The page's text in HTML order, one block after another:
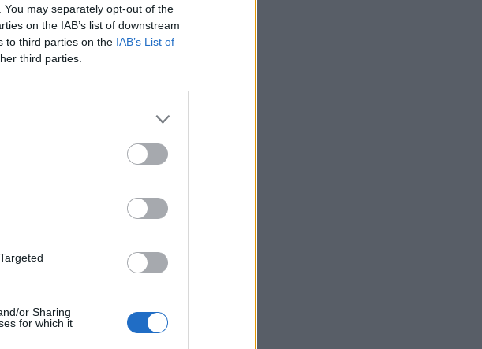
may separately opt-out of the
on the IAB’s list of downstream
to third parties on the IAB’s List of
third parties.
or Sharing
for which it